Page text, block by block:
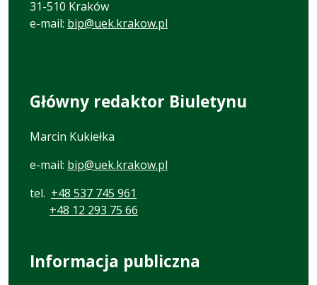
31-510 Kraków
e-mail: bip@uek.krakow.pl
Główny redaktor Biuletynu
Marcin Kukiełka
e-mail: bip@uek.krakow.pl
tel. +48 537 745 961
+48 12 293 75 66
Informacja publiczna